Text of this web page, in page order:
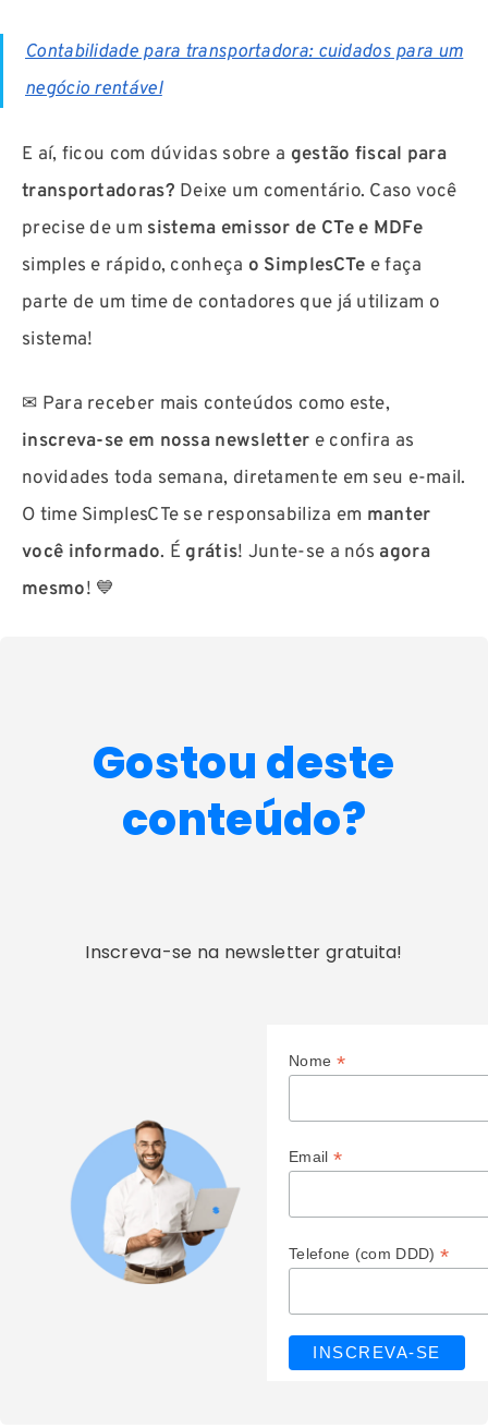
Contabilidade para transportadora: cuidados para um
negócio rentável
E aí, ficou com dúvidas sobre a gestão fiscal para
transportadoras? Deixe um comentário. Caso você
precise de um sistema emissor de CTe e MDFe
simples e rápido, conheça o SimplesCTe e faça
parte de um time de contadores que já utilizam o
sistema!
✉ Para receber mais conteúdos como este,
inscreva-se em nossa newsletter e confira as
novidades toda semana, diretamente em seu e-mail.
O time SimplesCTe se responsabiliza em manter
você informado. É grátis! Junte-se a nós agora
mesmo! 💙
Gostou deste
conteúdo?
Inscreva-se na newsletter gratuita!
Nome *
Email *
Telefone (com DDD) *